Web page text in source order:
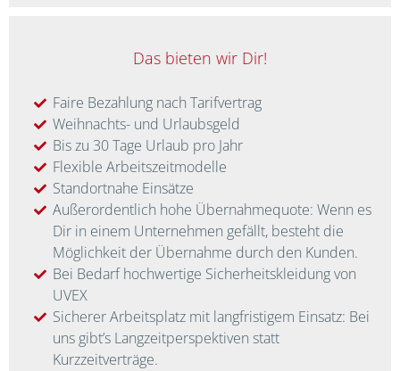
Das bieten wir Dir!
Faire Bezahlung nach Tarifvertrag
Weihnachts- und Urlaubsgeld
Bis zu 30 Tage Urlaub pro Jahr
Flexible Arbeitszeitmodelle
Standortnahe Einsätze
Außerordentlich hohe Übernahmequote: Wenn es
Dir in einem Unternehmen gefällt, besteht die
Möglichkeit der Übernahme durch den Kunden.
Bei Bedarf hochwertige Sicherheitskleidung von
UVEX
Sicherer Arbeitsplatz mit langfristigem Einsatz: Bei
uns gibt’s Langzeitperspektiven statt
Kurzzeitverträge.